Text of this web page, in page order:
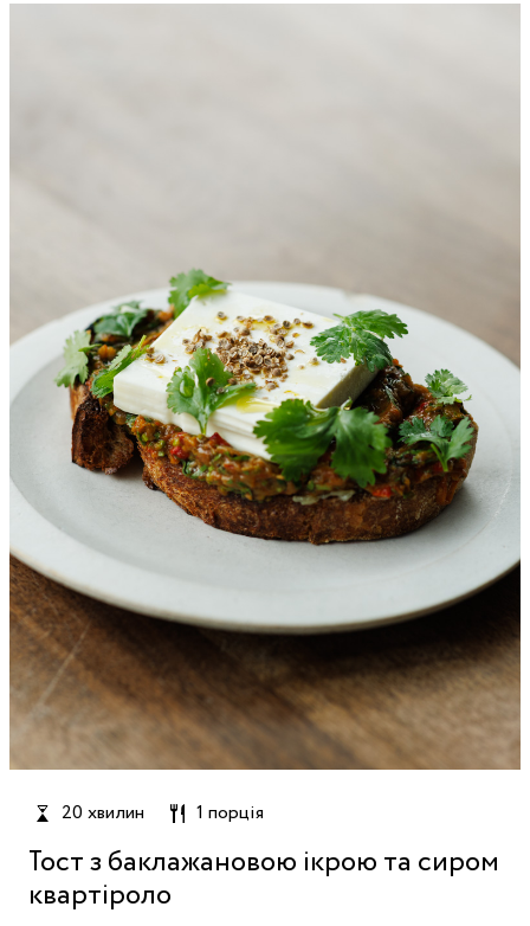
20 хвилин 1 порція
Тост з баклажановою ікрою та сиром
квартіроло